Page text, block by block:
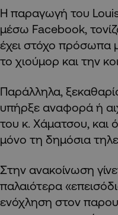
Η παραγωγή του
μέσω Facebook,
έχει στόχο πρόσωπα
το χιούμορ και την
Παράλληλα,
υπήρξε αναφορά ή
του κ. Χάματσου, και
μόνο τη δημόσια
Στην ανακοίνωση
παλαιότερα
ενόχληση στον